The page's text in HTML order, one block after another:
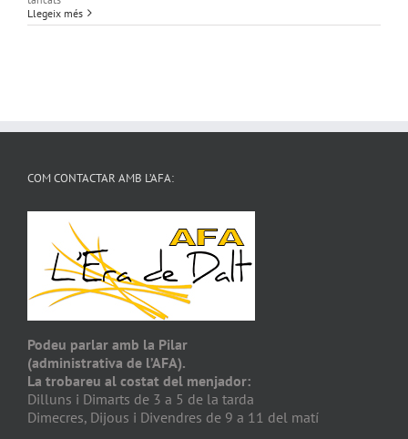
Col·laboració
festa
Llegeix més
COM CONTACTAR AMB L’AFA:
Podeu parlar amb la Pilar
(administrativa de l’AFA).
La trobareu al costat del menjador:
Dilluns i Dimarts de 3 a 5 de la tarda
Dimecres, Dijous i Divendres de 9 a 11 del matí